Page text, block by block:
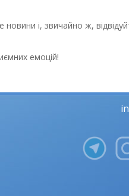
і, звичайно ж,
емоцій!